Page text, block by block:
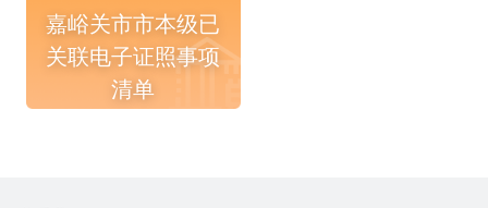
嘉峪关市市本级已
关联电子证照事项
清单